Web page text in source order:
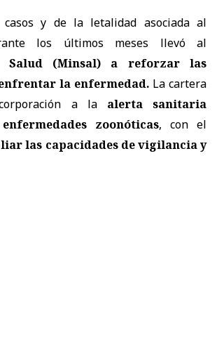
y de la letalidad asociada al
los últimos meses llevó al
Salud (Minsal) a reforzar las
la enfermedad. La cartera
a la alerta sanitaria
zoonóticas, con el
las capacidades de vigilancia y